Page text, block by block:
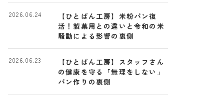
【ひとぱん工房】米粉パン復
活！製菓用との違いと令和の米
騒動による影響の裏側
2026.06.24
【ひとぱん工房】スタッフさん
の健康を守る「無理をしない」
パン作りの裏側
2026.06.23